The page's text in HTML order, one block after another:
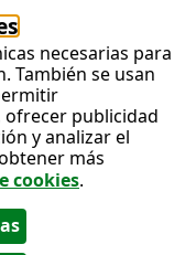
necesarias para
También se usan
ofrecer publicidad
y analizar el
más
cookies.